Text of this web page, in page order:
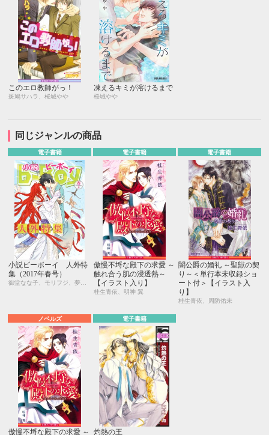
このエロ教師がっ！
斑鳩サハラ、桜城やや
凍えるキミが溶けるまで
桜城やや
同じジャンルの商品
電子書籍
小説ビーボーイ 人外特
集（2017年春号）
御堂なな子、モリフジ、夢乃咲実、佐々木久美子、飯田実樹、宇喜田紅、周防佑未、水壬楓子、しおべり由生、松梶もとや、加東セツコ、桑原水菜、葛西リカコ、あじみね朔生、永井三郎、林 マキ、ひたき、aso、二駒レイム、福嶋ユッカ、水瀬結月
電子書籍
傲慢不埒な殿下の求愛 ～
触れ合う肌の浸透熱～
【イラスト入り】
桂生青依、明神 翼
電子書籍
闇公爵の婚礼 ～聖獣の契
り～＜単行本未収録ショ
ート付＞【イラスト入
り】
桂生青依、周防佑未
ノベルズ
傲慢不埒な殿下の求愛 ～
電子書籍
灼熱の王